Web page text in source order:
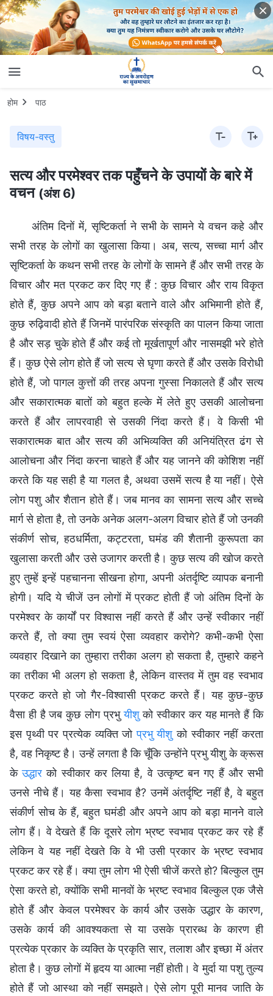
होम पाठ
विषय-वस्तु
सत्य और परमेश्वर तक पहुँचने के उपायों के बारे में
वचन (अंश 6)
अंतिम दिनों में, सृष्टिकर्ता ने सभी के सामने ये वचन कहे और
सभी तरह के लोगों का खुलासा किया। अब, सत्य, सच्चा मार्ग और
सृष्टिकर्ता के कथन सभी तरह के लोगों के सामने हैं और सभी तरह के
विचार और मत प्रकट कर दिए गए हैं : कुछ विचार और राय विकृत
होते हैं, कुछ अपने आप को बड़ा बताने वाले और अभिमानी होते हैं,
कुछ रुढ़िवादी होते हैं जिनमें पारंपरिक संस्कृति का पालन किया जाता
है और सड़ चुके होते हैं और कई तो मूर्खतापूर्ण और नासमझी भरे होते
हैं। कुछ ऐसे लोग होते हैं जो सत्य से घृणा करते हैं और उसके विरोधी
होते हैं, जो पागल कुत्तों की तरह अपना गुस्सा निकालते हैं और सत्य
और सकारात्मक बातों को बहुत हल्के में लेते हुए उसकी आलोचना
करते हैं और लापरवाही से उसकी निंदा करते हैं। वे किसी भी
सकारात्मक बात और सत्य की अभिव्यक्ति की अनियंत्रित ढंग से
आलोचना और निंदा करना चाहते हैं और यह जानने की कोशिश नहीं
करते कि यह सही है या गलत है, अथवा उसमें सत्य है या नहीं। ऐसे
लोग पशु और शैतान होते हैं। जब मानव का सामना सत्य और सच्चे
मार्ग से होता है, तो उनके अनेक अलग-अलग विचार होते हैं जो उनकी
संकीर्ण सोच, हठधर्मिता, कट्टरता, घमंड की शैतानी कुरूपता का
खुलासा करती और उसे उजागर करती है। कुछ सत्य की खोज करते
हुए तुम्हें इन्हें पहचानना सीखना होगा, अपनी अंतर्दृष्टि व्यापक बनानी
होगी। यदि ये चीजें उन लोगों में प्रकट होती हैं जो अंतिम दिनों के
परमेश्वर के कार्यों पर विश्वास नहीं करते हैं और उन्हें स्वीकार नहीं
करते हैं, तो क्या तुम स्वयं ऐसा व्यवहार करोगे? कभी-कभी ऐसा
व्यवहार दिखाने का तुम्हारा तरीका अलग हो सकता है, तुम्हारे कहने
का तरीका भी अलग हो सकता है, लेकिन वास्तव में तुम वह स्वभाव
प्रकट करते हो जो गैर-विश्वासी प्रकट करते हैं। यह कुछ-कुछ
वैसा ही है जब कुछ लोग प्रभुयीशुको स्वीकार कर यह मानते हैं कि
इस पृथ्वी पर प्रत्येक व्यक्ति जोप्रभु यीशु को स्वीकार नहीं करता
है, वह निकृष्ट है। उन्हें लगता है कि चूँकि उन्होंने प्रभु यीशु के क्रूस
केउद्धार को स्वीकार कर लिया है, वे उत्कृष्ट बन गए हैं और सभी
उनसे नीचे हैं। यह कैसा स्वभाव है? उनमें अंतर्दृष्टि नहीं है, वे बहुत
संकीर्ण सोच के हैं, बहुत घमंडी और अपने आप को बड़ा मानने वाले
लोग हैं। वे देखते हैं कि दूसरे लोग भ्रष्ट स्वभाव प्रकट कर रहे हैं
लेकिन वे यह नहीं देखते कि वे भी उसी प्रकार के भ्रष्ट स्वभाव
प्रकट कर रहे हैं। क्या तुम लोग भी ऐसी चीजें करते हो? बिल्कुल तुम
ऐसा करते हो, क्योंकि सभी मानवों के भ्रष्ट स्वभाव बिल्कुल एक जैसे
होते हैं और केवल परमेश्वर के कार्य और उसके उद्धार के कारण,
उसके कार्य की आवश्यकता से या उसके प्रारब्ध के कारण ही
प्रत्येक प्रकार के व्यक्ति के प्रकृति सार, तलाश और इच्छा में अंतर
होता है। कुछ लोगों में हृदय या आत्मा नहीं होती। वे मुर्दा या पशु तुल्य
होते हैं जो आस्था को नहीं समझते। ऐसे लोग पूरी मानव जाति के